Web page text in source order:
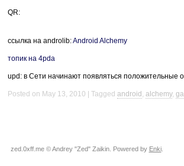
QR:
ссылка на androlib:Android Alchemy
топик на 4pda
upd: в Сети начинают появляться положительные
Posted on May 13, 2010 Tagged android, alchemy,
zed.0xff.me © Andrey "Zed" Zaikin. Powered by Enki.